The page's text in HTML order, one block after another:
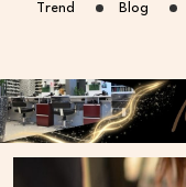
Trend Blog